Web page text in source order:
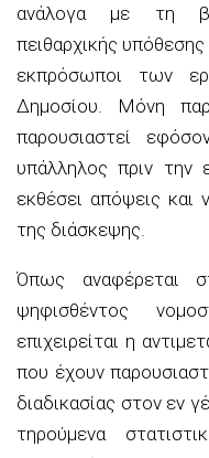
ανάλογα με τη
πειθαρχικής
εκπρόσωποι των
Δημοσίου. Μόνη
παρουσιαστεί
υπάλληλος πριν την
εκθέσει απόψεις και
της διάσκεψης.
Όπως αναφέρεται
ψηφισθέντος
επιχειρείται η
που έχουν
διαδικασίας στον εν
τηρούμενα